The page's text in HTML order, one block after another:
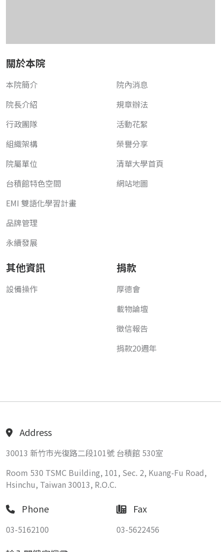
關於本院
本院簡介
院長介紹
行政團隊
組織架構
院屬單位
台積館特色空間
EMI 雙語化學習計畫
品牌管理
永續發展
院內消息
規章辦法
活動花絮
榮譽分享
清華大學首頁
網站地圖
其他資訊
設備操作
捐款
厚德會
載物論壇
徵信報告
捐款20週年
Address
30013 新竹市光復路二段101號 台積館 530室
Room 530 TSMC Building, 101, Sec. 2, Kuang-Fu Road,
Hsinchu, Taiwan 30013, R.O.C.
Phone
03-5162100
Fax
03-5622456